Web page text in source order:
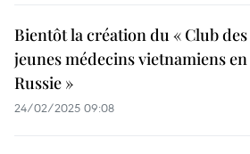
Bientôt la création du « Club des
jeunes médecins vietnamiens en
Russie »
24/02/2025 09:08